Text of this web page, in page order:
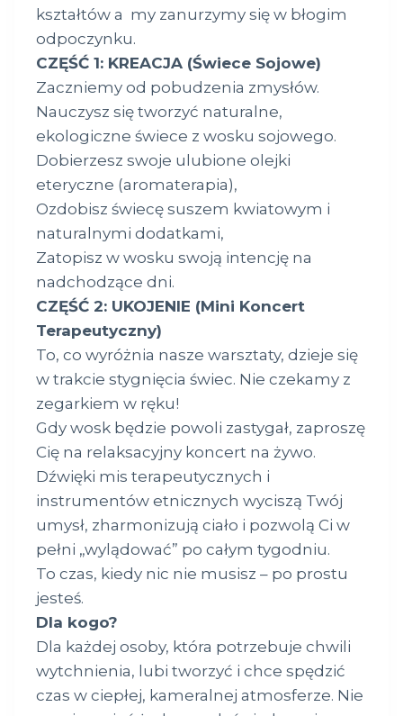
kształtów a my zanurzymy się w błogim
odpoczynku.
CZĘŚĆ 1: KREACJA (Świece Sojowe)
Zaczniemy od pobudzenia zmysłów.
Nauczysz się tworzyć naturalne,
ekologiczne świece z wosku sojowego.
Dobierzesz swoje ulubione olejki
eteryczne (aromaterapia),
Ozdobisz świecę suszem kwiatowym i
naturalnymi dodatkami,
Zatopisz w wosku swoją intencję na
nadchodzące dni.
CZĘŚĆ 2: UKOJENIE (Mini Koncert
Terapeutyczny)
To, co wyróżnia nasze warsztaty, dzieje się
w trakcie stygnięcia świec. Nie czekamy z
zegarkiem w ręku!
Gdy wosk będzie powoli zastygał, zaproszę
Cię na relaksacyjny koncert na żywo.
Dźwięki mis terapeutycznych i
instrumentów etnicznych wyciszą Twój
umysł, zharmonizują ciało i pozwolą Ci w
pełni „wylądować” po całym tygodniu.
To czas, kiedy nic nie musisz – po prostu
jesteś.
Dla kogo?
Dla każdej osoby, która potrzebuje chwili
wytchnienia, lubi tworzyć i chce spędzić
czas w ciepłej, kameralnej atmosferze. Nie